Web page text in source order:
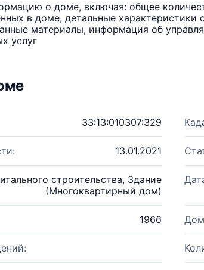
о доме, включая: общее
в доме, детальные характеристики
материалы, информация об
услуг
33:13:010307:329
13.01.2021
строительства, Здание
(Многоквартирный дом)
1966